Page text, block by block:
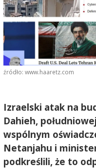
źródło: www.haaretz.com
Izraelski atak na
Dahieh,
wspólnym
Netanjahu i
podkreślili, że to